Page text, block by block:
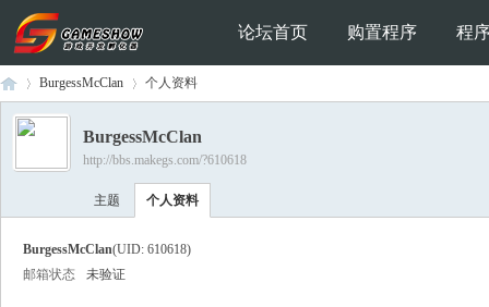
论坛首页 购置程序 程
›
BurgessMcClan 个人资料
BurgessMcClan
http://bbs.makegs.com/?610618
主题 个人资料
BurgessMcClan(UID: 610618)
邮箱状态
未验证